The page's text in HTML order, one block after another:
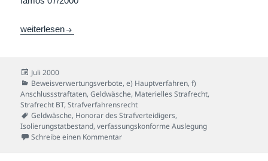
Honorar-Fall
weiterlesen
Veröffentlicht
am
Juli 2000
Kategorien
Beweisverwertungsverbote,e) Hauptverfahren,f)
Anschlussstraftaten,Geldwäsche, Materielles Strafrecht,
Strafrecht BT,Strafverfahrensrecht
Schlagwörter
Geldwäsche, Honorar des Strafverteidigers,
Isolierungstatbestand,verfassungskonforme Auslegung
Schreibe einen Kommentarzu Honorar-Fall